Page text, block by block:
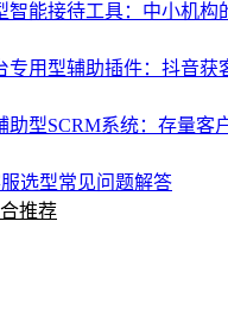
智能接待工具：中小机构
专用型辅助插件：抖音获
助型SCRM系统：存量客
选型常见问题解答
推荐